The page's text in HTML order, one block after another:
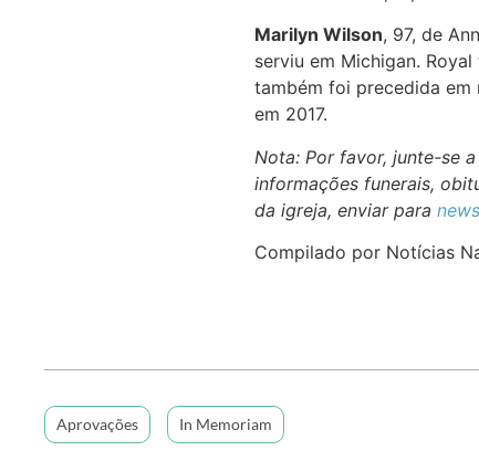
Marilyn Wilson, 97, de
serviu em Michigan.
também foi precedida em
em 2017.
Nota: Por favor, junte-se
informações funerais,
da igreja, enviar para
Compilado por Notícias
Aprovações In Memoriam